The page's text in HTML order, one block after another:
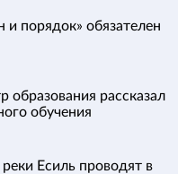
и порядок» обязателен
образования рассказал
обучения
Есиль проводят в